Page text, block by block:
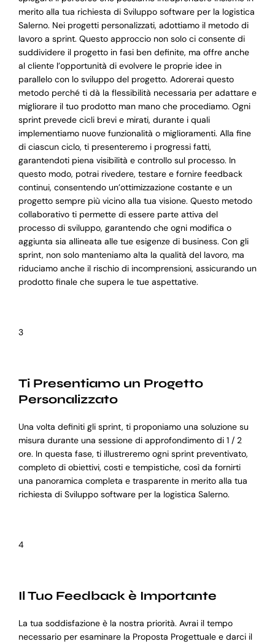
merito alla tua richiesta di Sviluppo software per la logistica
Salerno. Nei progetti personalizzati, adottiamo il metodo di
lavoro a sprint. Questo approccio non solo ci consente di
suddividere il progetto in fasi ben definite, ma offre anche
al cliente l’opportunità di evolvere le proprie idee in
parallelo con lo sviluppo del progetto. Adorerai questo
metodo perché ti dà la flessibilità necessaria per adattare e
migliorare il tuo prodotto man mano che procediamo. Ogni
sprint prevede cicli brevi e mirati, durante i quali
implementiamo nuove funzionalità o miglioramenti. Alla fine
di ciascun ciclo, ti presenteremo i progressi fatti,
garantendoti piena visibilità e controllo sul processo. In
questo modo, potrai rivedere, testare e fornire feedback
continui, consentendo un’ottimizzazione costante e un
progetto sempre più vicino alla tua visione. Questo metodo
collaborativo ti permette di essere parte attiva del
processo di sviluppo, garantendo che ogni modifica o
aggiunta sia allineata alle tue esigenze di business. Con gli
sprint, non solo manteniamo alta la qualità del lavoro, ma
riduciamo anche il rischio di incomprensioni, assicurando un
prodotto finale che supera le tue aspettative.
3
Ti Presentiamo un Progetto
Personalizzato
Una volta definiti gli sprint, ti proponiamo una soluzione su
misura durante una sessione di approfondimento di 1 / 2
ore. In questa fase, ti illustreremo ogni sprint preventivato,
completo di obiettivi, costi e tempistiche, così da fornirti
una panoramica completa e trasparente in merito alla tua
richiesta di Sviluppo software per la logistica Salerno.
4
Il Tuo Feedback è Importante
La tua soddisfazione è la nostra priorità. Avrai il tempo
necessario per esaminare la Proposta Progettuale e darci il